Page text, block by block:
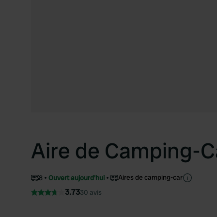
Aire de Camping-
8 Ouvert aujourd'hui Aires de camping-car
3.7330 avis